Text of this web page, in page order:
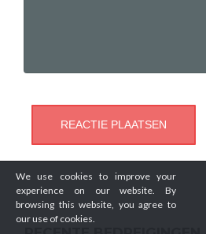
We use cookies to improve your
experience on our website. By
browsing this website, you agree to
our use of cookies.